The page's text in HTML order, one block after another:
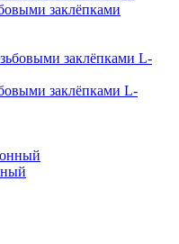
заклёпками
заклёпками L-